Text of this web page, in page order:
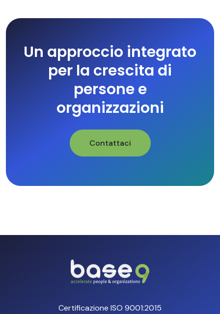
Un approccio integrato
per la crescita di
persone e
organizzazioni
Contattaci
Certificazione ISO 9001:2015